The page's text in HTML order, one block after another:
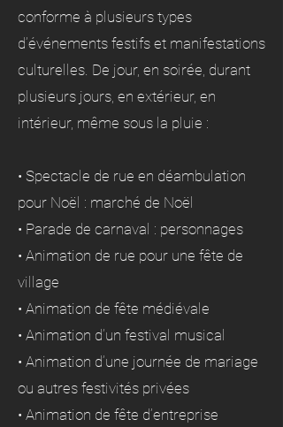
conforme à plusieurs types
d’événements festifs et manifestations
culturelles. De jour, en soirée, durant
plusieurs jours, en extérieur, en
intérieur, même sous la pluie :
• Spectacle de rue en déambulation
pour Noël : marché de Noël
• Parade de carnaval : personnages
• Animation de rue pour une fête de
village
• Animation de fête médiévale
• Animation d’un festival musical
• Animation d’une journée de mariage
ou autres festivités privées
• Animation de fête d’entreprise